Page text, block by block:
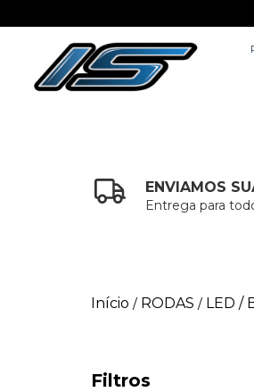
ENVIAMOS
Entrega para
Início / RODAS / LED /
Filtros